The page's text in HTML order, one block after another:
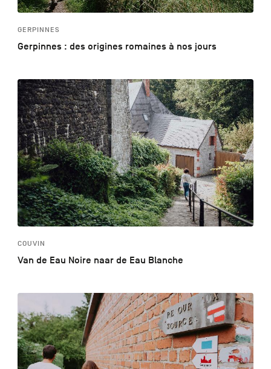
GERPINNES
Gerpinnes : des origines romaines à nos jours
COUVIN
Van de Eau Noire naar de Eau Blanche